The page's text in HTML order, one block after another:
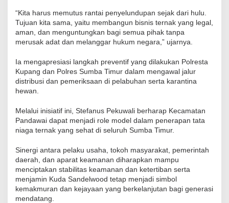
“Kita harus memutus rantai penyelundupan sejak dari hulu.
Tujuan kita sama, yaitu membangun bisnis ternak yang legal,
aman, dan menguntungkan bagi semua pihak tanpa
merusak adat dan melanggar hukum negara,” ujarnya.
Ia mengapresiasi langkah preventif yang dilakukan Polresta
Kupang dan Polres Sumba Timur dalam mengawal jalur
distribusi dan pemeriksaan di pelabuhan serta karantina
hewan.
Melalui inisiatif ini, Stefanus Pekuwali berharap Kecamatan
Pandawai dapat menjadi role model dalam penerapan tata
niaga ternak yang sehat di seluruh Sumba Timur.
Sinergi antara pelaku usaha, tokoh masyarakat, pemerintah
daerah, dan aparat keamanan diharapkan mampu
menciptakan stabilitas keamanan dan ketertiban serta
menjamin Kuda Sandelwood tetap menjadi simbol
kemakmuran dan kejayaan yang berkelanjutan bagi generasi
mendatang.